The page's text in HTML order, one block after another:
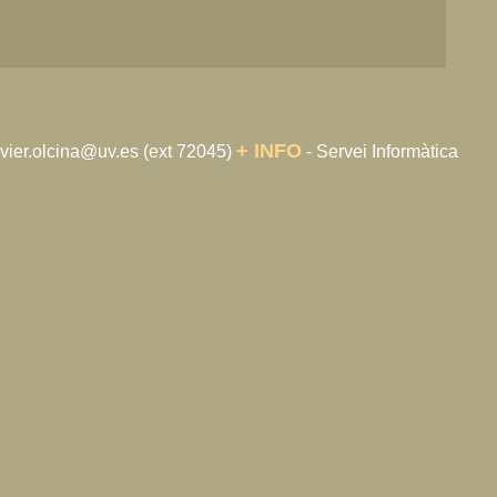
(ext 72045) + INFO - Servei Informàtica